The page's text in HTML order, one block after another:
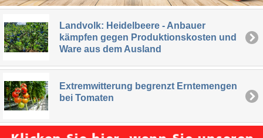
Landvolk: Heidelbeere - Anbauer
kämpfen gegen Produktionskosten und
Ware aus dem Ausland
Extremwitterung begrenzt Erntemengen
bei Tomaten